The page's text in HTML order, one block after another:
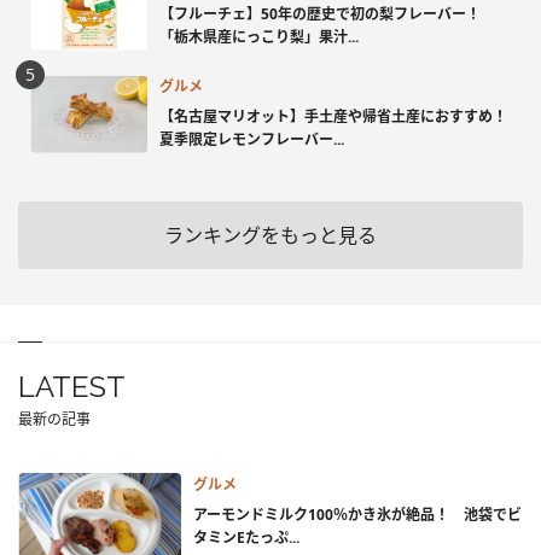
【フルーチェ】50年の歴史で初の梨フレーバー！
「栃木県産にっこり梨」果汁...
グルメ
【名古屋マリオット】手土産や帰省土産におすすめ！
夏季限定レモンフレーバー...
ランキングをもっと見る
LATEST
最新の記事
グルメ
アーモンドミルク100％かき氷が絶品！ 池袋でビ
タミンEたっぷ...